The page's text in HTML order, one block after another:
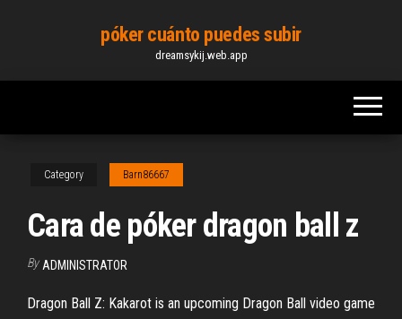
content
póker cuánto puedes subir
dreamsykij.web.app
Category Barn86667
Cara de póker dragon ball z
By ADMINISTRATOR
Dragon Ball Z: Kakarot is an upcoming Dragon Ball video game